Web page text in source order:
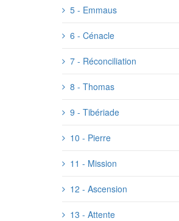
5 - Emmaus
6 - Cénacle
7 - Réconciliation
8 - Thomas
9 - Tibériade
10 - Pierre
11 - Mission
12 - Ascension
13 - Attente